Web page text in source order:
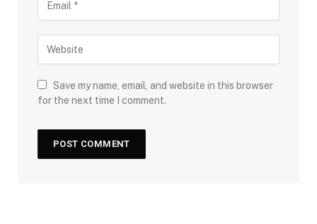
Save my name, email, and website in this browser
for the next time I comment.